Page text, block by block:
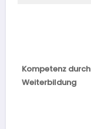
Kompetenz durch
Weiterbildung